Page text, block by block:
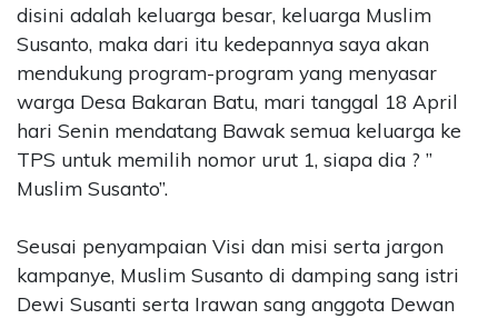
disini adalah keluarga besar, keluarga Muslim
Susanto, maka dari itu kedepannya saya akan
mendukung program-program yang menyasar
warga Desa Bakaran Batu, mari tanggal 18 April
hari Senin mendatang Bawak semua keluarga ke
TPS untuk memilih nomor urut 1, siapa dia ? ”
Muslim Susanto”.
Seusai penyampaian Visi dan misi serta jargon
kampanye, Muslim Susanto di damping sang istri
Dewi Susanti serta Irawan sang anggota Dewan